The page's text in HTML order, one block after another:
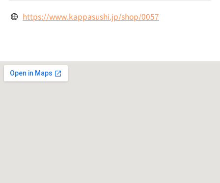
https://www.kappasushi.jp/shop/0057